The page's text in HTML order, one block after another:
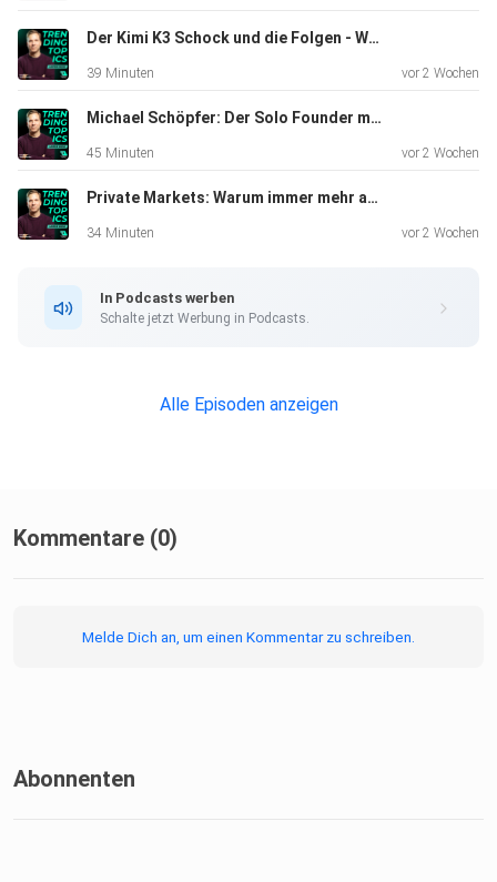
Der Kimi K3 Schock und die Folgen - Wasner + Steinschaden #14
39 Minuten vor 2 Wochen
Michael Schöpfer: Der Solo Founder mit 3 Mio. Dollar ARR aus Wien
45 Minuten vor 2 Wochen
Private Markets: Warum immer mehr außerhalb der Börse investiert wird
34 Minuten vor 2 Wochen
In Podcasts werben
Schalte jetzt Werbung in Podcasts.
Alle Episoden anzeigen
Kommentare (0)
Melde Dich an, um einen Kommentar zu schreiben.
Abonnenten